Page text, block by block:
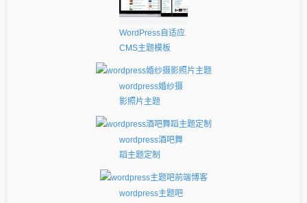
WordPress自适应
CMS主题模板
wordpress婚纱摄
影照片主题
wordpress酒吧舞
蹈主题定制
wordpress主题吧